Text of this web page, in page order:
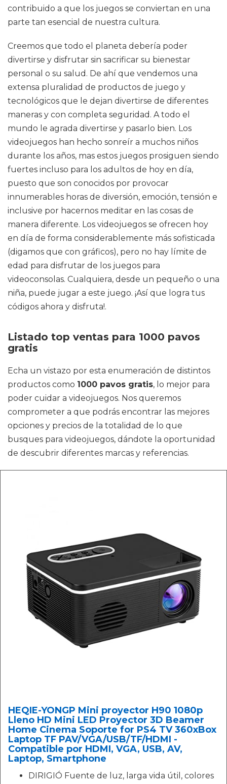
contribuido a que los juegos se conviertan en una
parte tan esencial de nuestra cultura.
Creemos que todo el planeta debería poder
divertirse y disfrutar sin sacrificar su bienestar
personal o su salud. De ahí que vendemos una
extensa pluralidad de productos de juego y
tecnológicos que le dejan divertirse de diferentes
maneras y con completa seguridad. A todo el
mundo le agrada divertirse y pasarlo bien. Los
videojuegos han hecho sonreír a muchos niños
durante los años, mas estos juegos prosiguen siendo
fuertes incluso para los adultos de hoy en día,
puesto que son conocidos por provocar
innumerables horas de diversión, emoción, tensión e
inclusive por hacernos meditar en las cosas de
manera diferente. Los videojuegos se ofrecen hoy
en día de forma considerablemente más sofisticada
(digamos que con gráficos), pero no hay límite de
edad para disfrutar de los juegos para
videoconsolas. Cualquiera, desde un pequeño o una
niña, puede jugar a este juego. ¡Así que logra tus
códigos ahora y disfruta!.
Listado top ventas para 1000 pavos
gratis
Echa un vistazo por esta enumeración de distintos
productos como 1000 pavos gratis, lo mejor para
poder cuidar a videojuegos. Nos queremos
comprometer a que podrás encontrar las mejores
opciones y precios de la totalidad de lo que
busques para videojuegos, dándote la oportunidad
de descubrir diferentes marcas y referencias.
HEQIE-YONGP Mini proyector H90 1080p
Lleno HD Mini LED Proyector 3D Beamer
Home Cinema Soporte for PS4 TV 360xBox
Laptop TF PAV/VGA/USB/TF/HDMI -
Compatible por HDMI, VGA, USB, AV,
Laptop, Smartphone
DIRIGIÓ Fuente de luz, larga vida útil, colores